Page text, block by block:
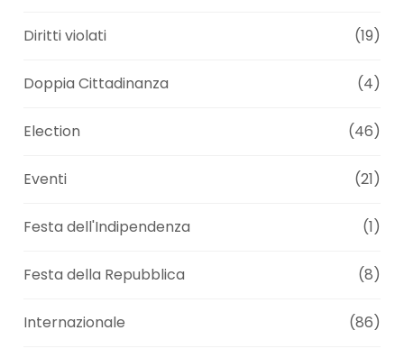
Diritti violati (19)
Doppia Cittadinanza (4)
Election (46)
Eventi (21)
Festa dell'Indipendenza (1)
Festa della Repubblica (8)
Internazionale (86)